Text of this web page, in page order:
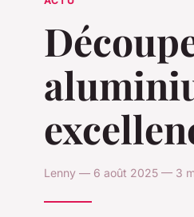
Lenny — 6 août 2025 — 3